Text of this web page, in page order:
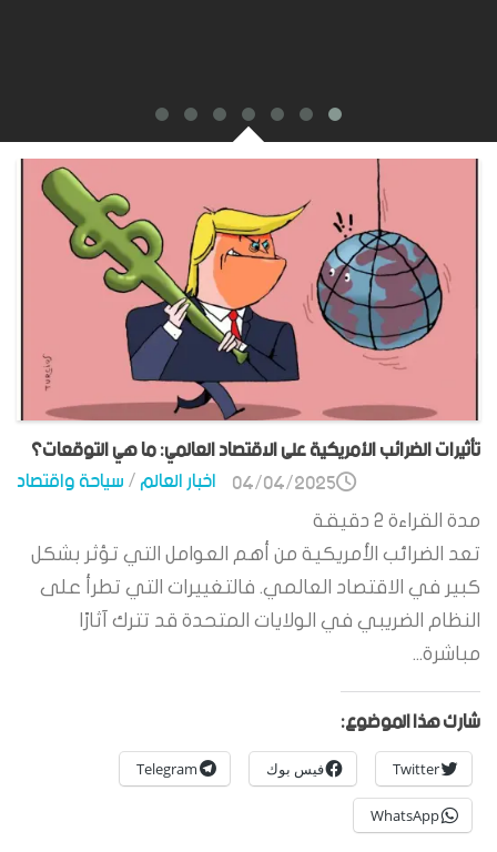
تأثيرات الضرائب الأمريكية على الاقتصاد العالمي: ما هي التوقعات؟
اخبار العالم/سياحة واقتصاد 04/04/2025
مدة القراءة 2 دقيقة
تعد الضرائب الأمريكية من أهم العوامل التي تؤثر بشكل
كبير في الاقتصاد العالمي. فالتغييرات التي تطرأ على
النظام الضريبي في الولايات المتحدة قد تترك آثارًا
مباشرة...
شارك هذا الموضوع:
Twitter فيس بوك Telegram
WhatsApp